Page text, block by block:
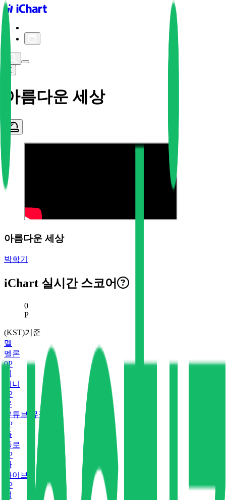
iChart logo
아름다운 세상
아름다운 세상
박학기
iChart 실시간 스코어
현재 스코어
0
P
(KST)기준
멜
멜론
0P
지니
P
유
유튜브 뮤직
P
플
플로
P
바
바이브
P
벅